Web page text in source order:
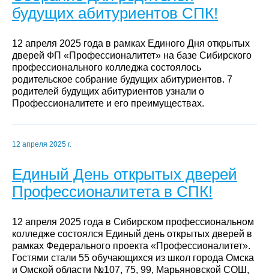
будущих абитуриентов СПК!
12 апреля 2025 года в рамках Единого Дня открытых
дверей ФП «Профессионалитет» на базе Сибирского
профессионального колледжа состоялось
родительское собрание будущих абитуриентов. 7
родителей будущих абитуриентов узнали о
Профессионалитете и его преимуществах.
12 апреля 2025 г.
Единый День открытых дверей
Профессионалитета в СПК!
12 апреля 2025 года в Сибирском профессиональном
колледже состоялся Единый день открытых дверей в
рамках Федерального проекта «Профессионалитет».
Гостями стали 55 обучающихся из школ города Омска
и Омской области №107, 75, 99, Марьяновской СОШ,